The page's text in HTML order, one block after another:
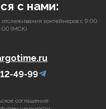
с нами:
контейнеров с 9:00
(МСК)
49-99
соглашение